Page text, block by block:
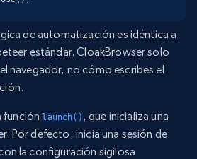
de automatización es idéntica a
estándar. CloakBrowser solo
navegador, no cómo escribes el
funciónlaunch() , que inicializa una
Por defecto, inicia una sesión de
la configuración sigilosa